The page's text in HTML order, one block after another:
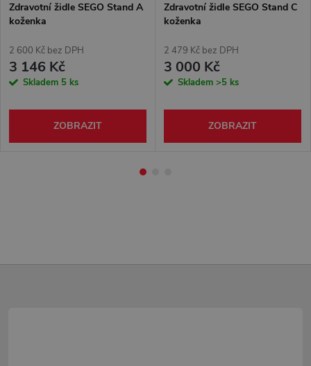
Zdravotní židle SEGO Stand A
koženka
2 600 Kč bez DPH
3 146 Kč
Skladem 5 ks
ZOBRAZIT
Zdravotní židle SEGO Stand C
koženka
2 479 Kč bez DPH
3 000 Kč
Skladem >5 ks
ZOBRAZIT